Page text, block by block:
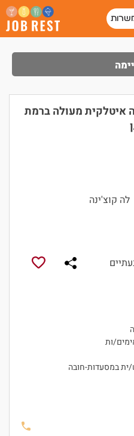
מעולה ברמת
לה קוצ'ינה
ות
במסעדות-חובה